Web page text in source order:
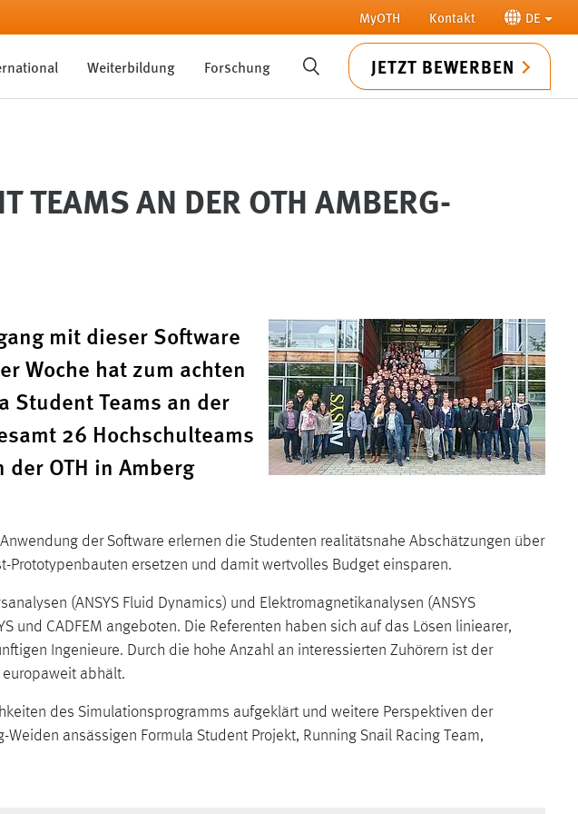
MyOTH Kontakt DE
Weiterbildung Forschung SUCHE JETZT BEWERBEN
TEAMS AN DER OTH AMBERG-
mit dieser Software
Woche hat zum achten
Student Teams an der
26 Hochschulteams
OTH in Amberg
der Software erlernen die Studenten realitätsnahe Abschätzungen über
Prototypenbauten ersetzen und damit wertvolles Budget einsparen.
(ANSYS Fluid Dynamics) und Elektromagnetikanalysen (ANSYS
und CADFEM angeboten. Die Referenten haben sich auf das Lösen liniearer,
Ingenieure. Durch die hohe Anzahl an interessierten Zuhörern ist der
europaweit abhält.
des Simulationsprogramms aufgeklärt und weitere Perspektiven der
ansässigen Formula Student Projekt, Running Snail Racing Team,